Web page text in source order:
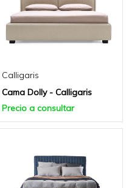
Calligaris
Cama Dolly - Calligaris
Precio a consultar